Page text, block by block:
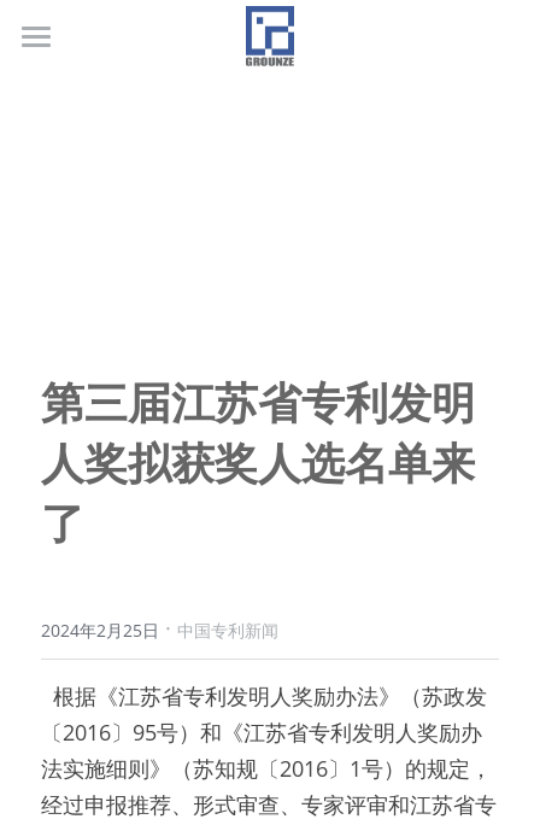
行业新闻
第三届江苏省专利发明
人奖拟获奖人选名单来
了
2024年2月25日 · 中国专利新闻
〔2016〕95号）和《江苏省专利发明人奖励办
法实施细则》（苏知规〔2016〕1号）的规定，
经过申报推荐、形式审查、专家评审和江苏省专